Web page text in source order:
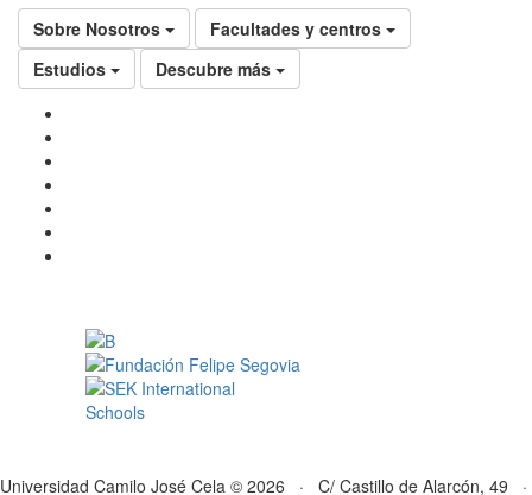
Sobre Nosotros
Facultades y centros
Estudios
Descubre más
Universidad Camilo José Cela © 2026 · C/ Castillo de Alarcón, 49 ·